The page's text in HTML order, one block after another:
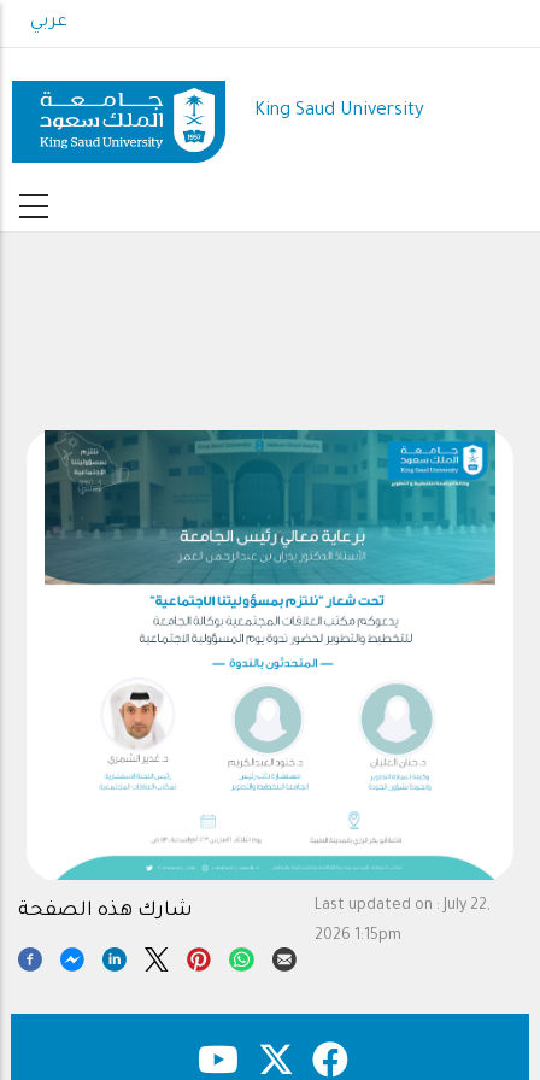
to
content
عربي
King Saud University
Last updated on : July 22,
2026 1:15pm
شارك هذه الصفحة